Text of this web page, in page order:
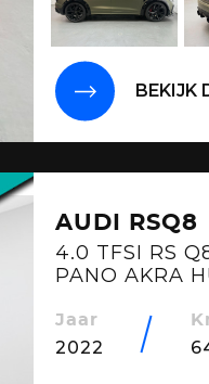
BEKIJK
AUDI RSQ8
4.0 TFSI RS
PANO AKRA
Jaar
2022